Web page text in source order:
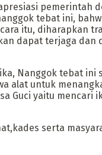
tebat ini,
cara itu,
dapat terjaga dan
Nanggok tebat
alat untuk
Guci yaitu
serta